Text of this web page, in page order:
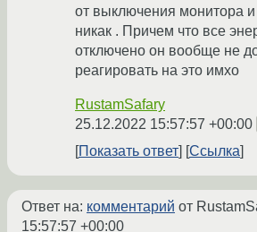
от выключения монитора
никак . Причем что все
отключено он вообще не
реагировать на это имхо
RustamSafary
25.12.2022 15:57:57 +00:00
Показать ответ Ссылка
Ответ на: комментарий от
15:57:57 +00:00